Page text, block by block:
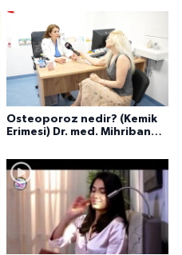
Osteoporoz nedir? (Kemik
Erimesi) Dr. med. Mihriban